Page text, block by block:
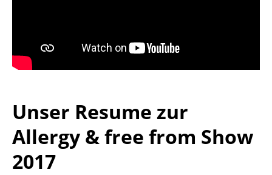
Unser Resume zur
Allergy & free from Show
2017